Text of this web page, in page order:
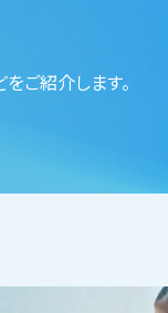
ご紹介します。